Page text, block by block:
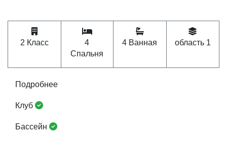
2 Класс
4
Спальня
4 Ванная область 1
Подробнее
Клуб
Бассейн